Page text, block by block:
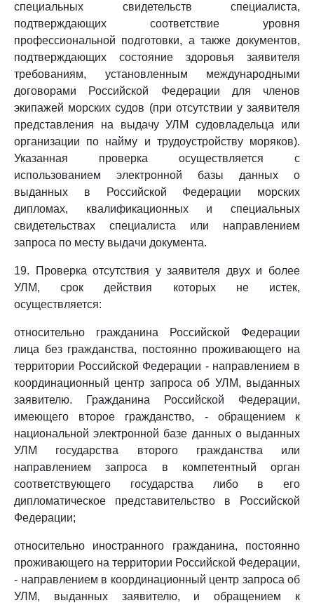
специальных свидетельств специалиста,
подтверждающих соответствие уровня
профессиональной подготовки, а также документов,
подтверждающих состояние здоровья заявителя
требованиям, установленным международными
договорами Российской Федерации для членов
экипажей морских судов (при отсутствии у заявителя
представления на выдачу УЛМ судовладельца или
организации по найму и трудоустройству моряков).
Указанная проверка осуществляется с
использованием электронной базы данных о
выданных в Российской Федерации морских
дипломах, квалификационных и специальных
свидетельствах специалиста или направлением
запроса по месту выдачи документа.
19. Проверка отсутствия у заявителя двух и более
УЛМ, срок действия которых не истек,
осуществляется:
относительно гражданина Российской Федерации
лица без гражданства, постоянно проживающего на
территории Российской Федерации - направлением в
координационный центр запроса об УЛМ, выданных
заявителю. Гражданина Российской Федерации,
имеющего второе гражданство, - обращением к
национальной электронной базе данных о выданных
УЛМ государства второго гражданства или
направлением запроса в компетентный орган
соответствующего государства либо в его
дипломатическое представительство в Российской
Федерации;
относительно иностранного гражданина, постоянно
проживающего на территории Российской Федерации,
- направлением в координационный центр запроса об
УЛМ, выданных заявителю, и обращением к